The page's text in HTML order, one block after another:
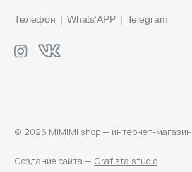
Телефон Whats’APP Telegram
© 2026 MiMiMi shop — интернет-магазин
Создание сайта — Grafista studio